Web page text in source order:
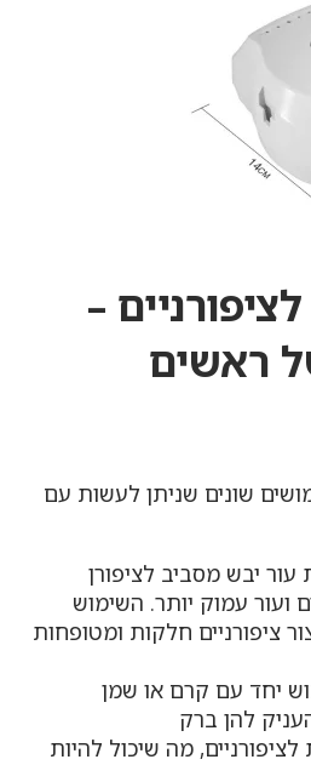
–
ראשים
שונים שניתן לעשות עם
עור יבש מסביב לציפורן
ועור עמוק יותר. השימוש
ציפורניים חלקות ומטופחות
יחד עם קרם או שמן
להן ברק
מה שיכול להיות